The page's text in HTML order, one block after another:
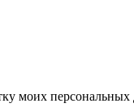
моих персональных